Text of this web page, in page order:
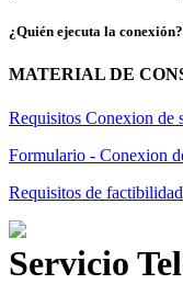
¿Quién ejecuta la conexión?
MATERIAL DE
Requisitos Conexion de
Formulario - Conexion
Requisitos de factibilidad
Servicio